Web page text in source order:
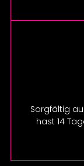
Sorgfältig
hast 14